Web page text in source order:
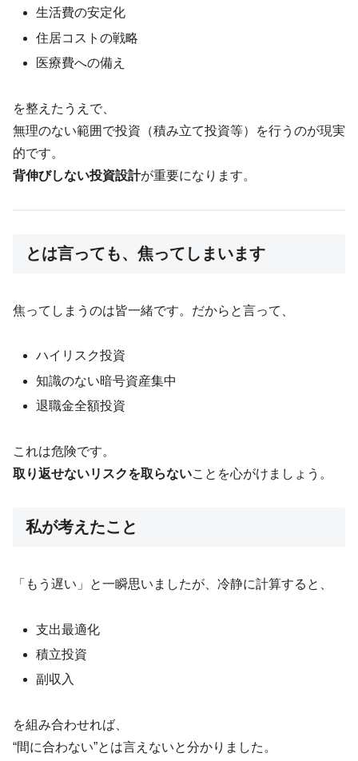
生活費の安定化
住居コストの戦略
医療費への備え
を整えたうえで、
無理のない範囲で投資（積み立て投資等）を行うのが現実
的です。
背伸びしない投資設計が重要になります。
とは言っても、焦ってしまいます
焦ってしまうのは皆一緒です。だからと言って、
ハイリスク投資
知識のない暗号資産集中
退職金全額投資
これは危険です。
取り返せないリスクを取らないことを心がけましょう。
私が考えたこと
「もう遅い」と一瞬思いましたが、冷静に計算すると、
支出最適化
積立投資
副収入
を組み合わせれば、
“間に合わない”とは言えないと分かりました。